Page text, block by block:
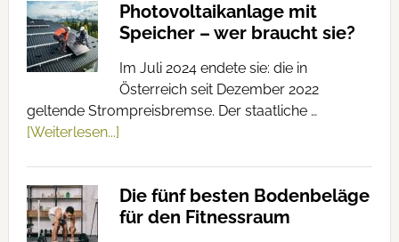
Photovoltaikanlage mit
Speicher – wer braucht sie?
Im Juli 2024 endete sie: die in
Österreich seit Dezember 2022
geltende Strompreisbremse. Der staatliche …
[Weiterlesen...]
Die fünf besten Bodenbeläge
für den Fitnessraum